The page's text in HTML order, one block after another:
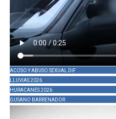
ACOSO Y ABUSO SEXUAL DIF
LLUVIAS 2026
HURACANES 2026
GUSANO BARRENADOR